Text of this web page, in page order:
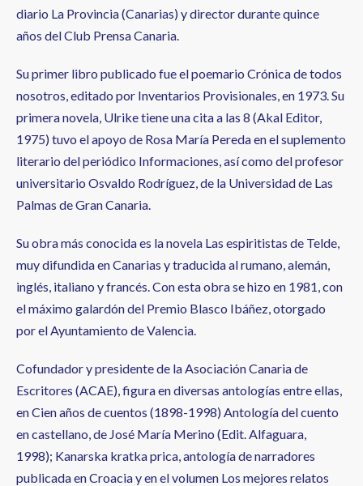
diario La Provincia (Canarias) y director durante quince
años del Club Prensa Canaria.
Su primer libro publicado fue el poemario Crónica de todos
nosotros, editado por Inventarios Provisionales, en 1973. Su
primera novela, Ulrike tiene una cita a las 8 (Akal Editor,
1975) tuvo el apoyo de Rosa María Pereda en el suplemento
literario del periódico Informaciones, así como del profesor
universitario Osvaldo Rodríguez, de la Universidad de Las
Palmas de Gran Canaria.
Su obra más conocida es la novela Las espiritistas de Telde,
muy difundida en Canarias y traducida al rumano, alemán,
inglés, italiano y francés. Con esta obra se hizo en 1981, con
el máximo galardón del Premio Blasco Ibáñez, otorgado
por el Ayuntamiento de Valencia.
Cofundador y presidente de la Asociación Canaria de
Escritores (ACAE), figura en diversas antologías entre ellas,
en Cien años de cuentos (1898-1998) Antología del cuento
en castellano, de José María Merino (Edit. Alfaguara,
1998); Kanarska kratka prica, antología de narradores
publicada en Croacia y en el volumen Los mejores relatos